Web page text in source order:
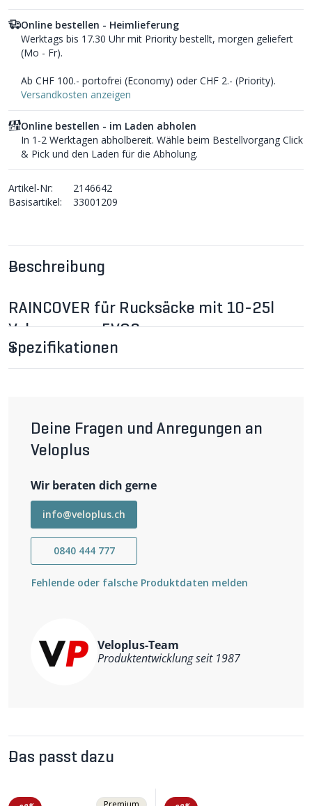
Beschreibung
RAINCOVER für Rucksäcke mit 10-25l
Volumen von EVOC
Evoc Regenhülle mit reflektierendem Druck und
zusätzlicher Rücklichthalterung. Für Rucksäcke mit
Farbe schwarz
Reflektoren
Rücklichthalterung
für Rucksackvolumen 10-25l
Spezifikationen
Deine Fragen und Anregungen an
Veloplus
Wir beraten dich gerne
info@veloplus.ch
0840 444 777
Fehlende oder falsche Produktdaten melden
Veloplus-Team
Produktentwicklung seit 1987
Online bestellen - Heimlieferung
Werktags bis 17.30 Uhr mit Priority bestellt, morgen geliefert
(Mo - Fr).
Ab CHF 100.- portofrei (Economy) oder CHF 2.- (Priority).
Versandkosten anzeigen
Online bestellen - im Laden abholen
In 1-2 Werktagen abholbereit. Wähle beim Bestellvorgang Click
& Pick und den Laden für die Abholung.
Artikel-Nr:
2146642
Basisartikel:
33001209
Das passt dazu